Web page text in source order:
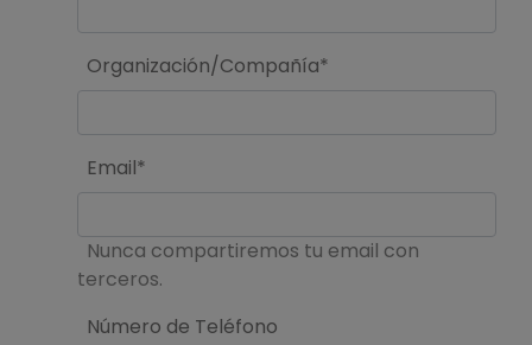
Organización/Compañía*
Email*
Nunca compartiremos tu email con
terceros.
Número de Teléfono